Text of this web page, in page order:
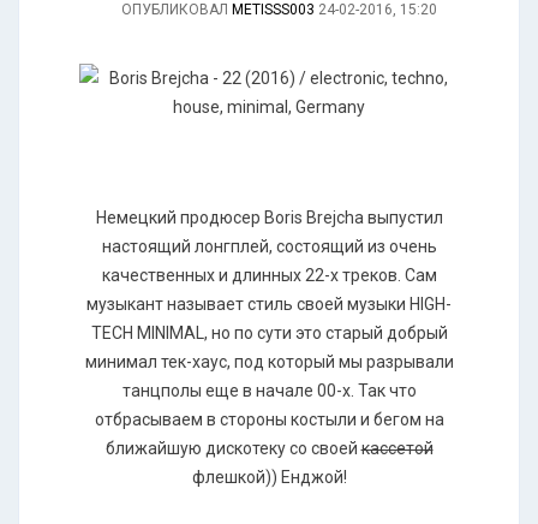
ОПУБЛИКОВАЛ METISSS003 24-02-2016, 15:20
Немецкий продюсер Boris Brejcha выпустил
настоящий лонгплей, состоящий из очень
качественных и длинных 22-х треков. Сам
музыкант называет стиль своей музыки HIGH-
TECH MINIMAL, но по сути это старый добрый
минимал тек-хаус, под который мы разрывали
танцполы еще в начале 00-х. Так что
отбрасываем в стороны костыли и бегом на
ближайшую дискотеку со своейкассетой
флешкой)) Енджой!